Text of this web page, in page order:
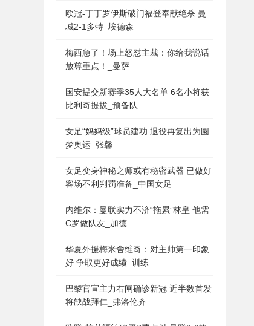
欧冠-丁丁罗伊斯破门福登奉献绝杀 曼
城2-1多特_埃德森
梅西急了！场上怒怼主裁：你给我说话
放尊重点！_曼萨
国安提交新赛季35人大名单 6名小将获
比利奇提拔_预备队
女足“妈妈级”球员建功 退役再复出为圆
梦奥运_张馨
女足变身神秘之师或有秘密武器 已做好
客场不利判罚准备_中国女足
内维尔：曼联实力不济“拖累”林皇 他需
C罗做队友_加德
华夏外援梅米舍维奇：对主帅第一印象
好 争取更好成绩_训练
巴黎官宣主力右闸确诊新冠 近半数首发
将缺战拜仁_弗洛伦齐